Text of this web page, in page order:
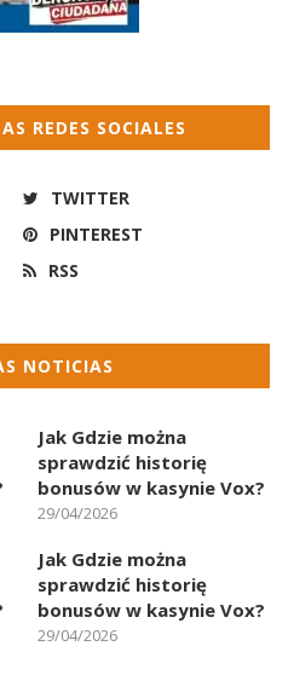
REDES SOCIALES
TWITTER
PINTEREST
RSS
NOTICIAS
Jak Gdzie można
sprawdzić historię
bonusów w kasynie Vox?
29/04/2026
Jak Gdzie można
sprawdzić historię
bonusów w kasynie Vox?
29/04/2026